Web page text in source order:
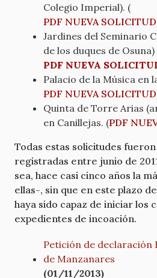
Colegio Imperial). (
PDF NUEVA SOLICITUD
Jardines del Seminario
de los duques de
PDF NUEVA
Palacio de la Música en
PDF NUEVA SOLICITUD
Quinta de Torre Arias
en Canillejas. (PDF
Todas estas solicitudes
registradas entre junio de
sea, hace casi cinco años la
ellas-, sin que en este plazo
haya sido capaz de iniciar los
expedientes de incoación.
Petición de declaración
de Manzanares
(01/11/2013)